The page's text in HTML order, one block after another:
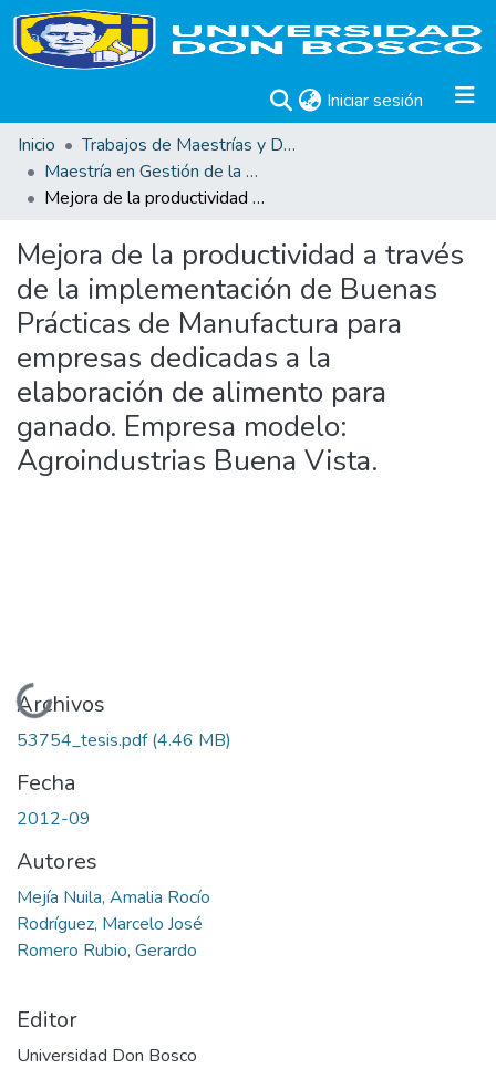
Iniciar sesión (current)
Inicio
Trabajos de Maestrías y Doctorados
Maestría en Gestión de la Calidad
Mejora de la productividad a través de la implementación de Buenas Prácticas de Manufactura para empresas dedicadas a la elaboración de alimento para ganado. Empresa modelo: Agroindustrias Buena Vista.
Mejora de la productividad a través
de la implementación de Buenas
Prácticas de Manufactura para
empresas dedicadas a la
elaboración de alimento para
ganado. Empresa modelo:
Agroindustrias Buena Vista.
Cargando...
Archivos
53754_tesis.pdf(4.46 MB)
Fecha
2012-09
Autores
Mejía Nuila, Amalia Rocío
Rodríguez, Marcelo José
Romero Rubio, Gerardo
Editor
Universidad Don Bosco